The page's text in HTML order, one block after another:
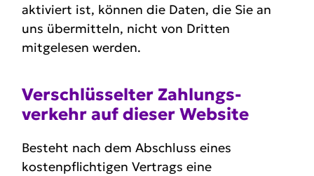
aktiviert ist, können die Daten, die Sie an
uns übermitteln, nicht von Dritten
mitgelesen werden.
Verschlüs­selter Zahlungs­
verkehr auf dieser Website
Besteht nach dem Abschluss eines
kostenpflichtigen Vertrags eine